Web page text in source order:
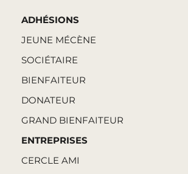
ADHÉSIONS
JEUNE MÉCÈNE
SOCIÉTAIRE
BIENFAITEUR
DONATEUR
GRAND BIENFAITEUR
ENTREPRISES
CERCLE AMI